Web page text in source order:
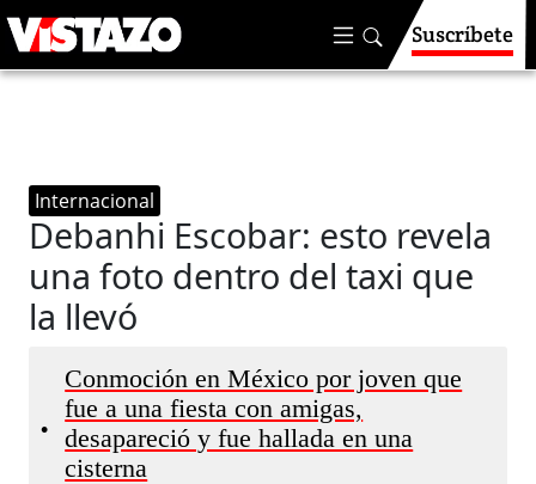
Suscríbete
Internacional
Debanhi Escobar: esto revela
una foto dentro del taxi que
la llevó
•
Conmoción en México por joven que
fue a una fiesta con amigas,
desapareció y fue hallada en una
cisterna